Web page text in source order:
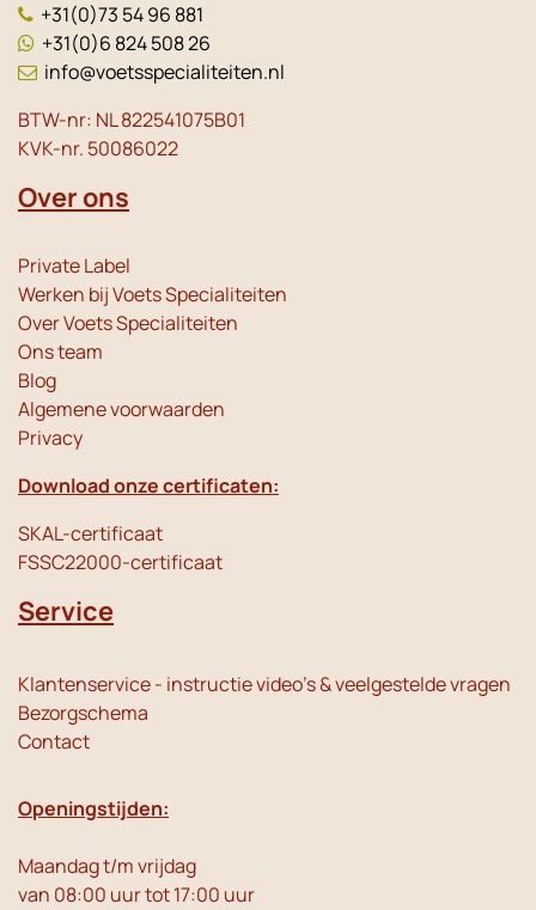
+31(0)73 54 96 881
+31(0)6 824 508 26
info@voetsspecialiteiten.nl
BTW-nr: NL 822541075B01
KVK-nr. 50086022
Over ons
Private Label
Werken bij Voets Specialiteiten
Over Voets Specialiteiten
Ons team
Blog
Algemene voorwaarden
Privacy
Download onze certificaten:
SKAL-certificaat
FSSC22000-certificaat
Service
Klantenservice - instructie video's & veelgestelde vragen
Bezorgschema
Contact
Openingstijden:
Maandag t/m vrijdag
van 08:00 uur tot 17:00 uur